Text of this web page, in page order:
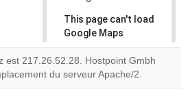
This page can't load
Google Maps
correctly.
Do you
own this
OK
est 217.26.52.28. Hostpoint Gmbh
du serveur Apache/2.